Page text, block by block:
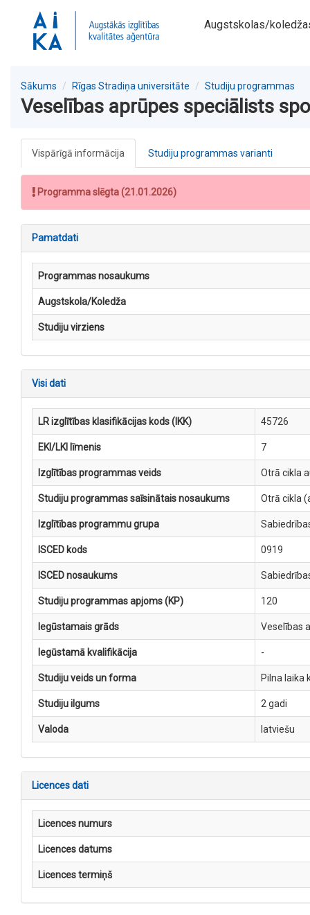
Augstskolas/
Sākums Rīgas Stradiņa universitāte Studiju programmas
Veselības aprūpes speciālists
Vispārīgā informācija Studiju programmas varianti
Programma slēgta (21.01.2026)
Pamatdati
Programmas nosaukums
Augstskola/Koledža
Studiju virziens
Visi dati
LR izglītības klasifikācijas kods (IKK) 45726
EKI/LKI līmenis 7
Izglītības programmas veids Otrā cikla
Studiju programmas saīsinātais nosaukums Otrā cikla
Izglītības programmu grupa
ISCED kods 0919
ISCED nosaukums
Studiju programmas apjoms (KP) 120
Iegūstamais grāds Veselības
Iegūstamā kvalifikācija -
Studiju veids un forma Pilna laika
Studiju ilgums 2 gadi
Valoda latviešu
Licences dati
Licences numurs
Licences datums
Licences termiņš